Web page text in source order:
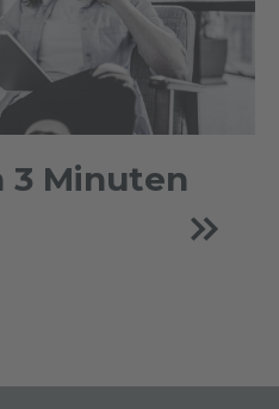
3 Minuten